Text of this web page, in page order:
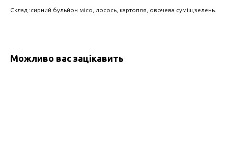
Склад :сирний бульйон місо, лосось, картопля, овочева суміш,зелень.
Можливо вас зацікавить